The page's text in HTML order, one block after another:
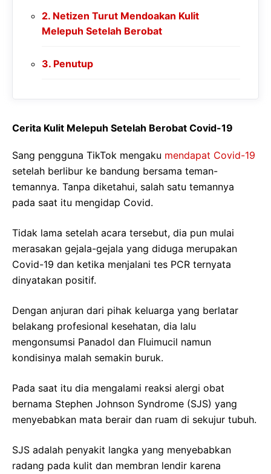
Netizen Turut Mendoakan Kulit
Melepuh Setelah Berobat
Penutup
Cerita Kulit Melepuh Setelah Berobat Covid-19
Sang pengguna TikTok mengaku mendapat Covid-19
setelah berlibur ke bandung bersama teman-
temannya. Tanpa diketahui, salah satu temannya
pada saat itu mengidap Covid.
Tidak lama setelah acara tersebut, dia pun mulai
merasakan gejala-gejala yang diduga merupakan
Covid-19 dan ketika menjalani tes PCR ternyata
dinyatakan positif.
Dengan anjuran dari pihak keluarga yang berlatar
belakang profesional kesehatan, dia lalu
mengonsumsi Panadol dan Fluimucil namun
kondisinya malah semakin buruk.
Pada saat itu dia mengalami reaksi alergi obat
bernama Stephen Johnson Syndrome (SJS) yang
menyebabkan mata berair dan ruam di sekujur tubuh.
SJS adalah penyakit langka yang menyebabkan
radang pada kulit dan membran lendir karena